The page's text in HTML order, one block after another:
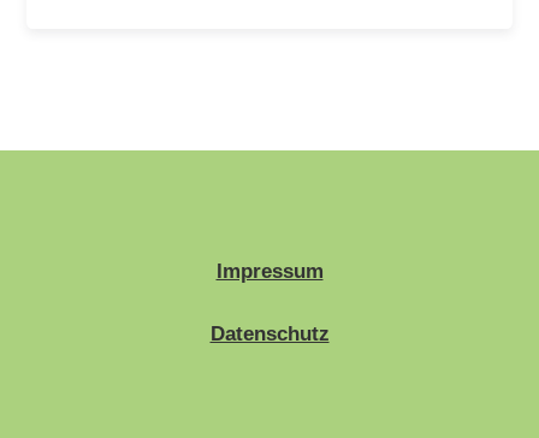
Impressum
Datenschutz